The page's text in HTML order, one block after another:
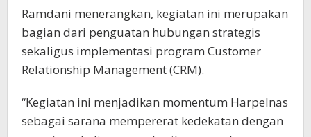
Ramdani menerangkan, kegiatan ini merupakan
bagian dari penguatan hubungan strategis
sekaligus implementasi program Customer
Relationship Management (CRM).
“Kegiatan ini menjadikan momentum Harpelnas
sebagai sarana mempererat kedekatan dengan